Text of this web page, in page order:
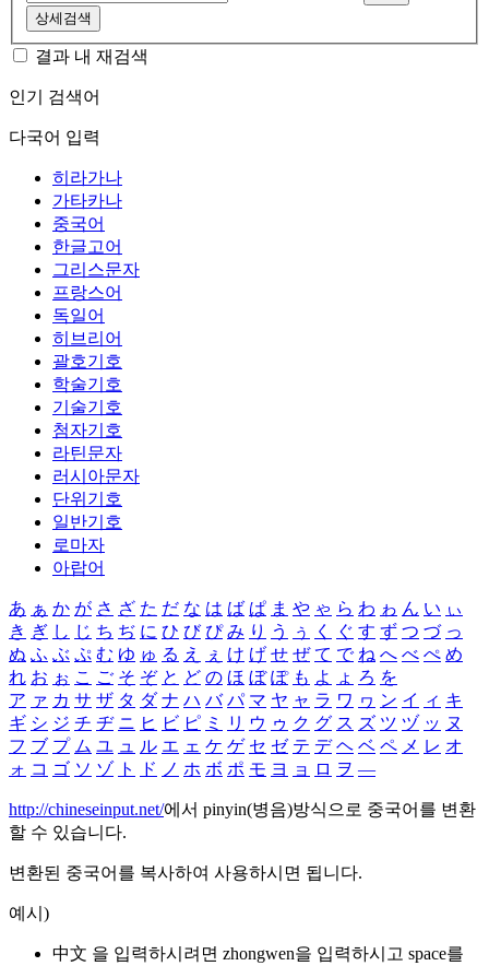
상세검색
결과 내 재검색
인기 검색어
다국어 입력
히라가나
가타카나
중국어
한글고어
그리스문자
프랑스어
독일어
히브리어
괄호기호
학술기호
기술기호
첨자기호
라틴문자
러시아문자
단위기호
일반기호
로마자
아랍어
あ ぁ か が さ ざ た だ な は ば ぱ ま や ゃ ら わ ゎ ん い ぃ
き ぎ し じ ち ぢ に ひ び ぴ み り う ぅ く ぐ す ず つ づ っ
ぬ ふ ぶ ぷ む ゆ ゅ る え ぇ け げ せ ぜ て で ね へ べ ぺ め
れ お ぉ こ ご そ ぞ と ど の ほ ぼ ぽ も よ ょ ろ を
ア ァ カ サ ザ タ ダ ナ ハ バ パ マ ヤ ャ ラ ワ ヮ ン イ ィ キ
ギ シ ジ チ ヂ ニ ヒ ビ ピ ミ リ ウ ゥ ク グ ス ズ ツ ヅ ッ ヌ
フ ブ プ ム ユ ュ ル エ ェ ケ ゲ セ ゼ テ デ ヘ ベ ペ メ レ オ
ォ コ ゴ ソ ゾ ト ド ノ ホ ボ ポ モ ヨ ョ ロ ヲ ―
http://chineseinput.net/에서 pinyin(병음)방식으로 중국어를 변환
할 수 있습니다.
변환된 중국어를 복사하여 사용하시면 됩니다.
예시)
中文 을 입력하시려면 zhongwen을 입력하시고 space를